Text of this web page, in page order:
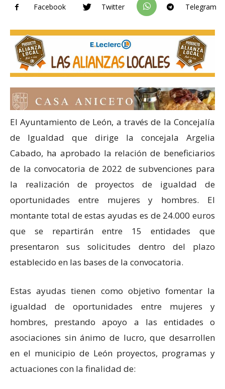
Facebook Twitter Telegram
El Ayuntamiento de León, a través de la Concejalía
de Igualdad que dirige la concejala Argelia
Cabado, ha aprobado la relación de beneficiarios
de la convocatoria de 2022 de subvenciones para
la realización de proyectos de igualdad de
oportunidades entre mujeres y hombres. El
montante total de estas ayudas es de 24.000 euros
que se repartirán entre 15 entidades que
presentaron sus solicitudes dentro del plazo
establecido en las bases de la convocatoria.
Estas ayudas tienen como objetivo fomentar la
igualdad de oportunidades entre mujeres y
hombres, prestando apoyo a las entidades o
asociaciones sin ánimo de lucro, que desarrollen
en el municipio de León proyectos, programas y
actuaciones con la finalidad de: